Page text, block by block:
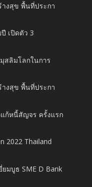
งสุข พื้นที่ประกา
เปิดตัว 3
สลิมโลกในการ
งสุข พื้นที่ประกา
ก้หนี้สัญจร ครั้งแรก
2022 Thailand
ยมบูธ SME D Bank